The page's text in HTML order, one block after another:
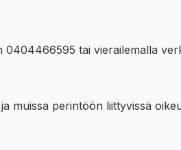
tai vierailemalla
muissa perintöön liittyvissä